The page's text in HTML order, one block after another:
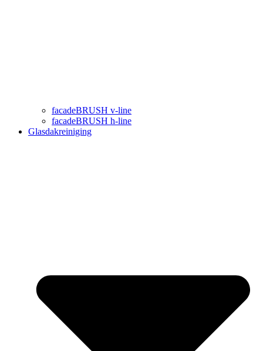
facadeBRUSH v-line
facadeBRUSH h-line
Glasdakreiniging